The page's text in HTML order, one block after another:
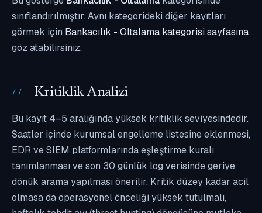
sınıflandırılmıştır. Aynı kategorideki diğer kayıtları
görmek için Bankacılık - Oltalama kategorisi sayfasına
göz atabilirsiniz.
Kritiklik Analizi
Bu kayıt 4–5 aralığında yüksek kritiklik seviyesindedir.
Saatler içinde kurumsal engelleme listesine eklenmesi,
EDR ve SIEM platformlarında eşleştirme kuralı
tanımlanması ve son 30 günlük log verisinde geriye
dönük arama yapılması önerilir. Kritik düzey kadar acil
olmasa da operasyonel önceliği yüksek tutulmalı,